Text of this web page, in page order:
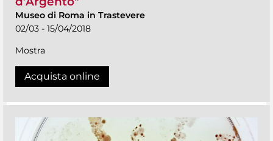
Museo di Roma in Trastevere
02/03 - 15/04/2018
Mostra
Acquista online